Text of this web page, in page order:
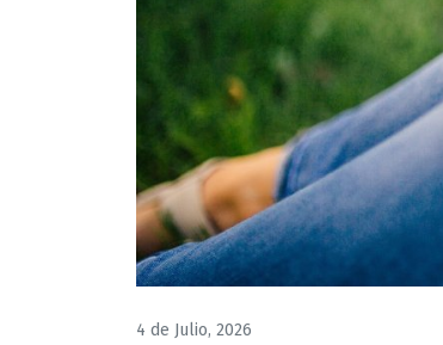
4 de Julio, 2026